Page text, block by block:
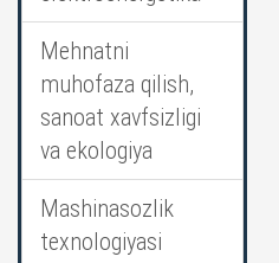
Mehnatni
muhofaza qilish,
sanoat xavfsizligi
va ekologiya
Mashinasozlik
texnologiyasi